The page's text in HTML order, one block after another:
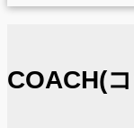
COACH(